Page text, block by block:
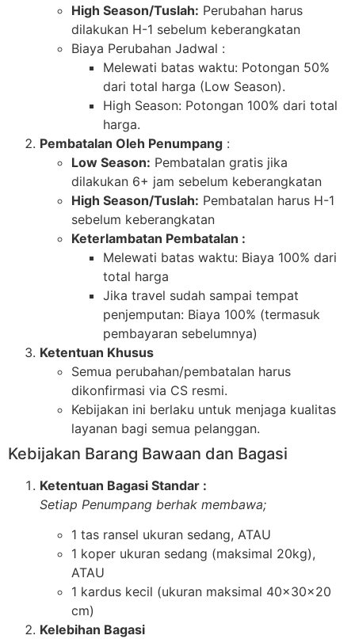
High Season/Tuslah: Perubahan harus
dilakukan H-1 sebelum keberangkatan
Biaya Perubahan Jadwal :
Melewati batas waktu: Potongan 50%
dari total harga (Low Season).
High Season: Potongan 100% dari total
harga.
Pembatalan Oleh Penumpang :
Low Season: Pembatalan gratis jika
dilakukan 6+ jam sebelum keberangkatan
High Season/Tuslah: Pembatalan harus H-1
sebelum keberangkatan
Keterlambatan Pembatalan :
Melewati batas waktu: Biaya 100% dari
total harga
Jika travel sudah sampai tempat
penjemputan: Biaya 100% (termasuk
pembayaran sebelumnya)
Ketentuan Khusus
Semua perubahan/pembatalan harus
dikonfirmasi via CS resmi.
Kebijakan ini berlaku untuk menjaga kualitas
layanan bagi semua pelanggan.
Kebijakan Barang Bawaan dan Bagasi
Ketentuan Bagasi Standar :
Setiap Penumpang berhak membawa;
1 tas ransel ukuran sedang, ATAU
1 koper ukuran sedang (maksimal 20kg),
ATAU
1 kardus kecil (ukuran maksimal 40x30x20
cm)
Kelebihan Bagasi